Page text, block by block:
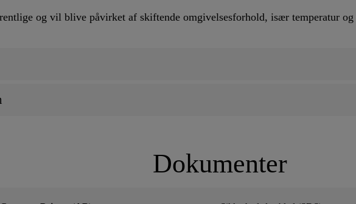
og vil blive påvirket af skiftende omgivelsesforhold, især temperatur
Dokumenter